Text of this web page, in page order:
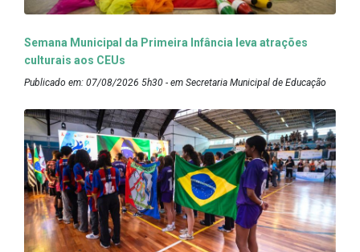
Semana Municipal da Primeira Infância leva atrações
culturais aos CEUs
Publicado em: 07/08/2026 5h30 - em Secretaria Municipal de Educação